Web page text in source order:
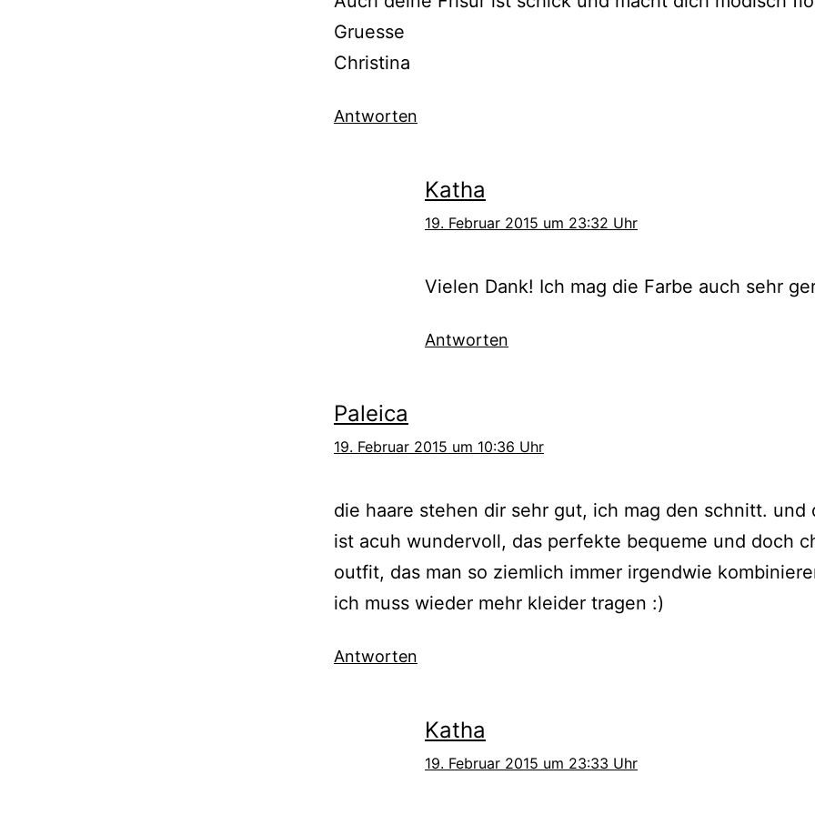
Gruesse
Christina
Antworten
Katha
19. Februar 2015 um 23:32 Uhr
Vielen Dank! Ich mag die Farbe auch sehr
Antworten
Paleica
19. Februar 2015 um 10:36 Uhr
die haare stehen dir sehr gut, ich mag den schnitt. und
ist acuh wundervoll, das perfekte bequeme und doch
outfit, das man so ziemlich immer irgendwie
ich muss wieder mehr kleider tragen :)
Antworten
Katha
19. Februar 2015 um 23:33 Uhr